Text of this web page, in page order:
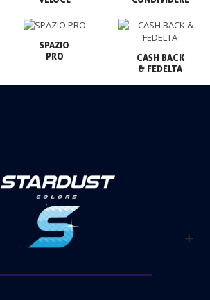
SPAZIO
PRO
CASH BACK
& FEDELTA